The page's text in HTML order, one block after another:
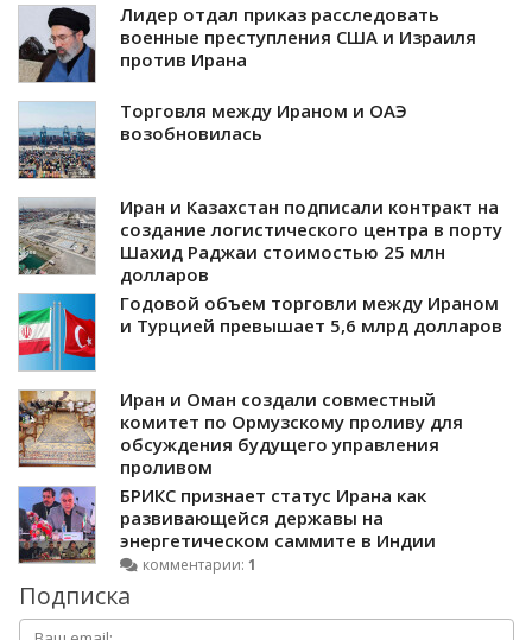
Лидер отдал приказ расследовать
военные преступления США и Израиля
против Ирана
Торговля между Ираном и ОАЭ
возобновилась
Иран и Казахстан подписали контракт на
создание логистического центра в порту
Шахид Раджаи стоимостью 25 млн
долларов
Годовой объем торговли между Ираном
и Турцией превышает 5,6 млрд долларов
Иран и Оман создали совместный
комитет по Ормузскому проливу для
обсуждения будущего управления
проливом
БРИКС признает статус Ирана как
развивающейся державы на
энергетическом саммите в Индии
комментарии: 1
Подписка